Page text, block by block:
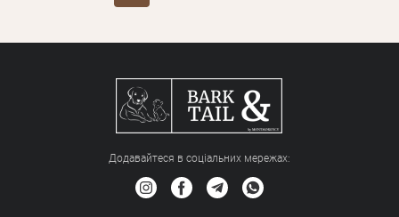
Додавайтеся в соціальних мережах: